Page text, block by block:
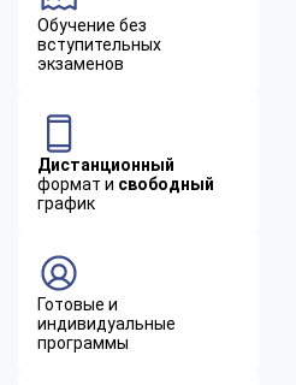
Обучение без
вступительных
экзаменов
Дистанционный
формат и свободный
график
Готовые и
индивидуальные
программы